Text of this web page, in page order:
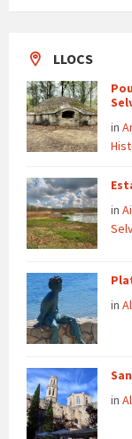
LLOCS
in
in
in
in